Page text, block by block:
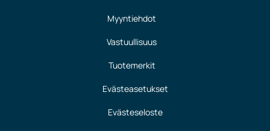
Myyntiehdot
Vastuullisuus
Tuotemerkit
Evästeasetukset
Evästeseloste